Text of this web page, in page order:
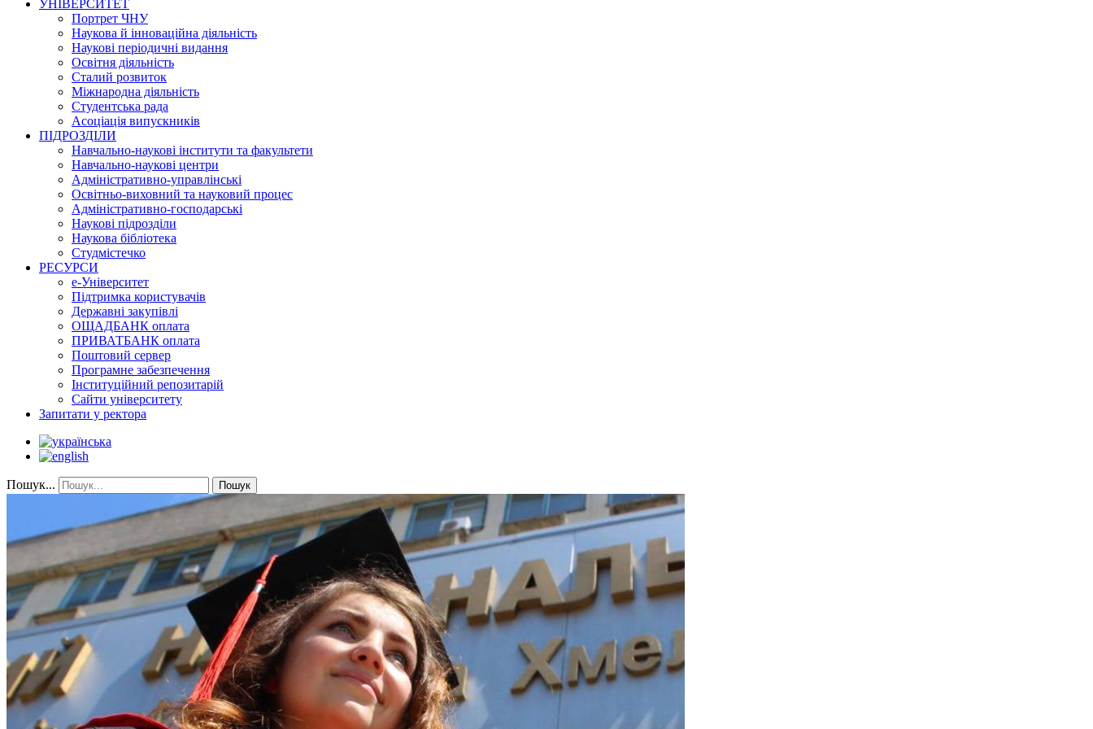
УНІВЕРСИТЕТ
Портрет ЧНУ
Наукова й інноваційна діяльність
Наукові періодичні видання
Освітня діяльність
Сталий розвиток
Міжнародна діяльність
Студентська рада
Асоціація випускників
ПІДРОЗДІЛИ
Навчально-наукові інститути та факультети
Навчально-наукові центри
Адміністративно-управлінські
Освітньо-виховний та науковий процес
Адміністративно-господарські
Наукові підрозділи
Наукова бібліотека
Студмістечко
РЕСУРСИ
е-Університет
Підтримка користувачів
Державні закупівлі
ОЩАДБАНК оплата
ПРИВАТБАНК оплата
Поштовий сервер
Програмне забезпечення
Інституційний репозитарій
Сайти університету
Запитати у ректора
Пошук... Пошук